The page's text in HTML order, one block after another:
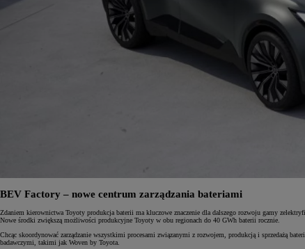
BEV Factory – nowe centrum zarządzania bateriami
Zdaniem kierownictwa Toyoty produkcja baterii ma kluczowe znaczenie dla dalszego rozwoju gamy
Nowe środki zwiększą możliwości produkcyjne Toyoty w obu regionach do 40 GWh baterii rocznie.
Chcąc skoordynować zarządzanie wszystkimi procesami związanymi z rozwojem, produkcją i sprzedażą
badawczymi, takimi jak Woven by Toyota.